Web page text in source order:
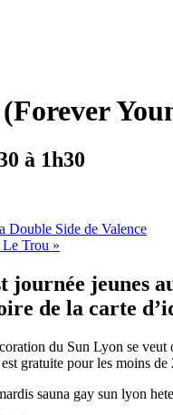
à 1h30
Double Side de Valence
Trou »
journée jeunes
de la carte
du Sun Lyon se veut
gratuite pour les moins de